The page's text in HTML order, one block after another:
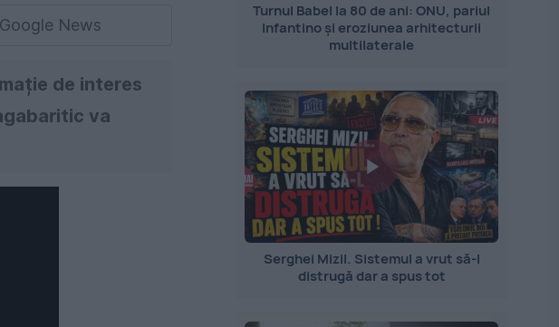
News
de interes
va
Turnul Babel la 80 de ani: ONU, pariul
Infantino și eroziunea arhitecturii
multilaterale
Serghei Mizil. Sistemul a vrut să-l
distrugă dar a spus tot